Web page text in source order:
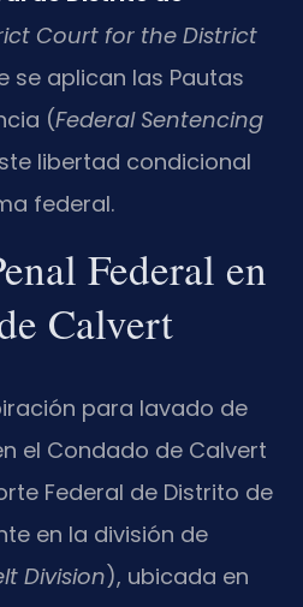
Court for the District
se aplican las Pautas
(Federal Sentencing
libertad condicional
federal.
Federal en
Calvert
para lavado de
el Condado de Calvert
Federal de Distrito de
en la división de
Division), ubicada en